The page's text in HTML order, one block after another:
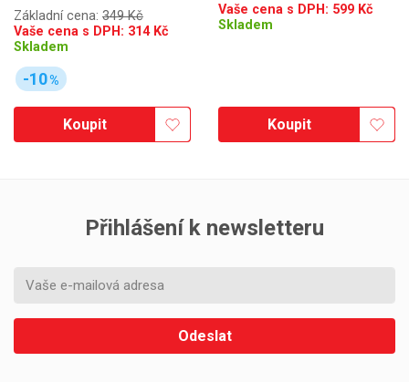
Základní cena: 349 Kč
Vaše cena s DPH: 314Kč
Skladem
-10%
Koupit
Vaše cena s DPH: 599 Kč
Skladem
Koupit
Přihlášení k newsletteru
Odeslat